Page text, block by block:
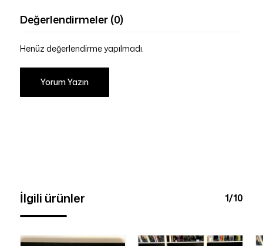
Değerlendirmeler (0)
Henüz değerlendirme yapılmadı.
Yorum Yazın
İlgili ürünler 1/10